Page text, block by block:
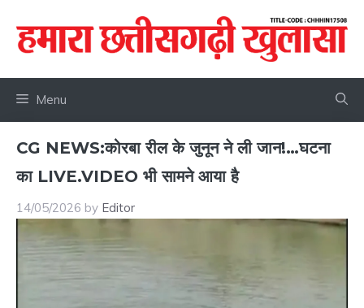
content
Menu
CG NEWS:कोरबा रील के जुनून ने ली जान!…घटना
का LIVE.VIDEO भी सामने आया है
14/05/2026 by Editor